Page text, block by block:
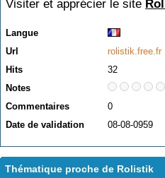
Visiter et apprécier le site
Langue
Url
rolistik.free.fr
Hits
32
Notes
Commentaires
0
Date de validation
08-08-0959
Thématique proche de Rolistik